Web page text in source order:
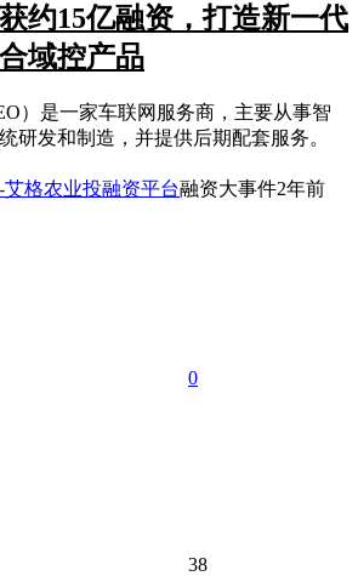
约15亿融资，打造新一代
域控产品
）是一家车联网服务商，主要从事智
研发和制造，并提供后期配套服务。
融资大事件2年前
0
38